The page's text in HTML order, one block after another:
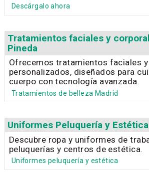
Descárgalo ahora
Tratamientos faciales y
Pineda
Ofrecemos tratamientos faciales
personalizados, diseñados para
cuerpo con tecnología avanzada.
Tratamientos de belleza Madrid
Uniformes Peluquería y Estética
Descubre ropa y uniformes de
peluquerías y centros de estética.
Uniformes peluquería y estética